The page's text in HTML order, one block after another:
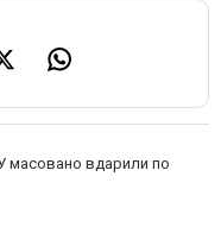
масовано вдарили по